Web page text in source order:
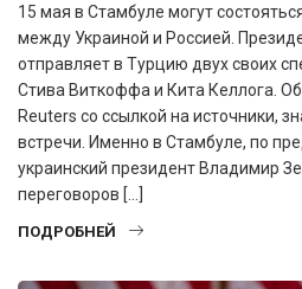
15 мая в Стамбуле могут
между Украиной и Россией.
отправляет в Турцию двух своих
Стива Виткоффа и Кита Келлога.
Reuters со ссылкой на источники,
встречи. Именно в Стамбуле, по
украинский президент Владимир
переговоров […]
ПОДРОБНЕЙ